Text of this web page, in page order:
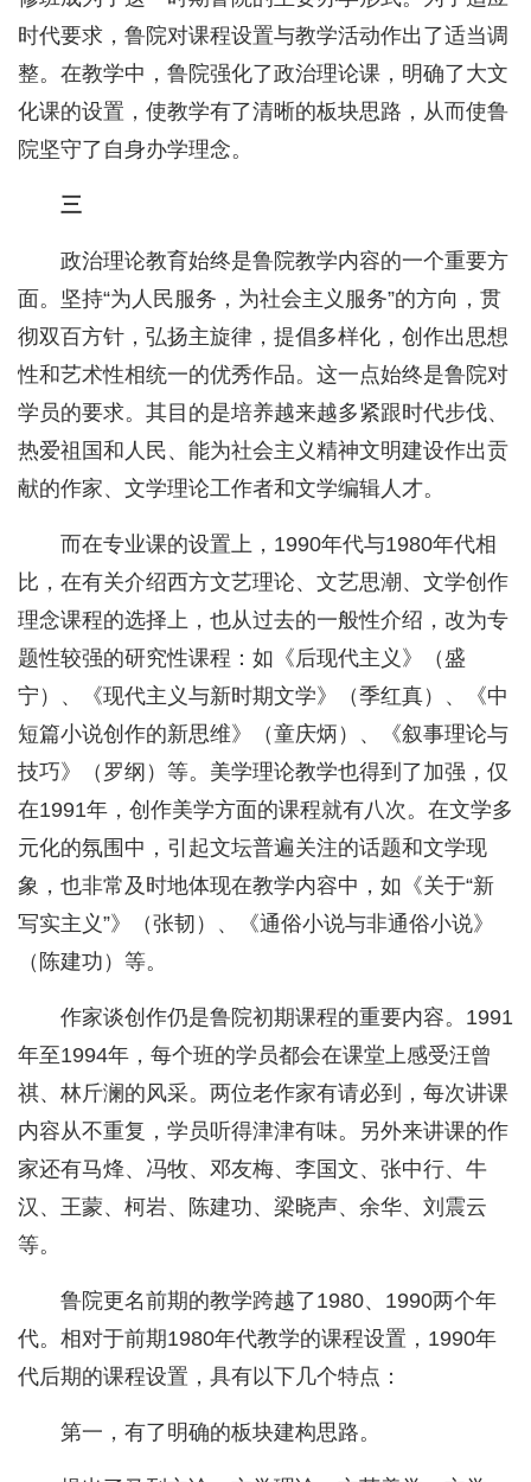
时代要求，鲁院对课程设置与教学活动作出了适当调
整。在教学中，鲁院强化了政治理论课，明确了大文
化课的设置，使教学有了清晰的板块思路，从而使鲁
院坚守了自身办学理念。
三
政治理论教育始终是鲁院教学内容的一个重要方
面。坚持“为人民服务，为社会主义服务”的方向，贯
彻双百方针，弘扬主旋律，提倡多样化，创作出思想
性和艺术性相统一的优秀作品。这一点始终是鲁院对
学员的要求。其目的是培养越来越多紧跟时代步伐、
热爱祖国和人民、能为社会主义精神文明建设作出贡
献的作家、文学理论工作者和文学编辑人才。
而在专业课的设置上，1990年代与1980年代相
比，在有关介绍西方文艺理论、文艺思潮、文学创作
理念课程的选择上，也从过去的一般性介绍，改为专
题性较强的研究性课程：如《后现代主义》（盛
宁）、《现代主义与新时期文学》（季红真）、《中
短篇小说创作的新思维》（童庆炳）、《叙事理论与
技巧》（罗纲）等。美学理论教学也得到了加强，仅
在1991年，创作美学方面的课程就有八次。在文学多
元化的氛围中，引起文坛普遍关注的话题和文学现
象，也非常及时地体现在教学内容中，如《关于“新
写实主义”》（张韧）、《通俗小说与非通俗小说》
（陈建功）等。
作家谈创作仍是鲁院初期课程的重要内容。1991
年至1994年，每个班的学员都会在课堂上感受汪曾
祺、林斤澜的风采。两位老作家有请必到，每次讲课
内容从不重复，学员听得津津有味。另外来讲课的作
家还有马烽、冯牧、邓友梅、李国文、张中行、牛
汉、王蒙、柯岩、陈建功、梁晓声、余华、刘震云
等。
鲁院更名前期的教学跨越了1980、1990两个年
代。相对于前期1980年代教学的课程设置，1990年
代后期的课程设置，具有以下几个特点：
第一，有了明确的板块建构思路。